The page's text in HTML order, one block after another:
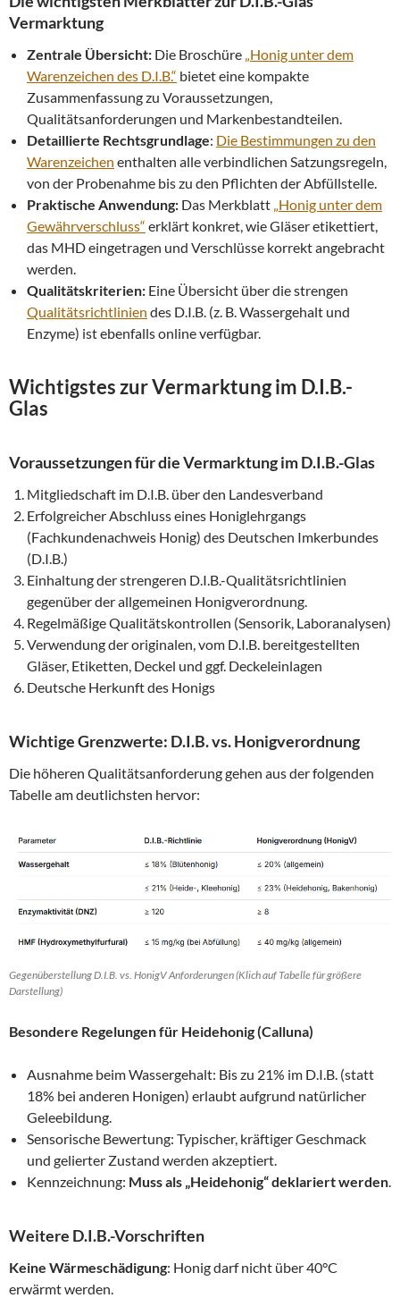
Vermarktung
Zentrale Übersicht: Die Broschüre „Honig unter dem
Warenzeichen des D.I.B.“ bietet eine kompakte
Zusammenfassung zu Voraussetzungen,
Qualitätsanforderungen und Markenbestandteilen.
Detaillierte Rechtsgrundlage: Die Bestimmungen zu den
Warenzeichen enthalten alle verbindlichen Satzungsregeln,
von der Probenahme bis zu den Pflichten der Abfüllstelle.
Praktische Anwendung: Das Merkblatt „Honig unter dem
Gewährverschluss“ erklärt konkret, wie Gläser etikettiert,
das MHD eingetragen und Verschlüsse korrekt angebracht
werden.
Qualitätskriterien: Eine Übersicht über die strengen
Qualitätsrichtlinien des D.I.B. (z. B. Wassergehalt und
Enzyme) ist ebenfalls online verfügbar.
Wichtigstes zur Vermarktung im D.I.B.-
Glas
Voraussetzungen für die Vermarktung im D.I.B.-Glas
Mitgliedschaft im D.I.B. über den Landesverband
Erfolgreicher Abschluss eines Honiglehrgangs
(Fachkundenachweis Honig) des Deutschen Imkerbundes
(D.I.B.)
Einhaltung der strengeren D.I.B.-Qualitätsrichtlinien
gegenüber der allgemeinen Honigverordnung.
Regelmäßige Qualitätskontrollen (Sensorik, Laboranalysen)
Verwendung der originalen, vom D.I.B. bereitgestellten
Gläser, Etiketten, Deckel und ggf. Deckeleinlagen
Deutsche Herkunft des Honigs
Wichtige Grenzwerte: D.I.B. vs. Honigverordnung
Die höheren Qualitätsanforderung gehen aus der folgenden
Tabelle am deutlichsten hervor:
Gegenüberstellung D.I.B. vs. HonigV Anforderungen (Klich auf Tabelle für größere
Darstellung)
Besondere Regelungen für Heidehonig (Calluna)
Ausnahme beim Wassergehalt: Bis zu 21% im D.I.B. (statt
18% bei anderen Honigen) erlaubt aufgrund natürlicher
Geleebildung.
Sensorische Bewertung: Typischer, kräftiger Geschmack
und gelierter Zustand werden akzeptiert.
Kennzeichnung: Muss als „Heidehonig“ deklariert werden.
Weitere D.I.B.-Vorschriften
Keine Wärmeschädigung: Honig darf nicht über 40°C
erwärmt werden.